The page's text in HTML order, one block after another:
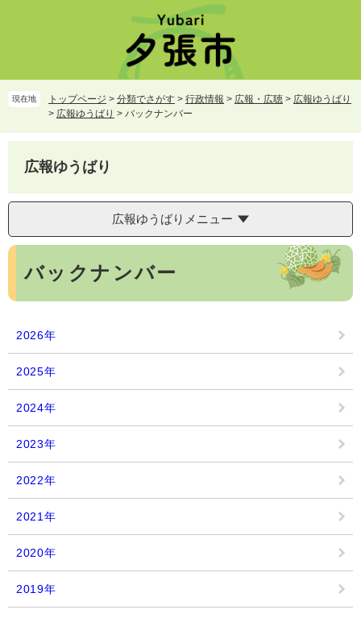
頭
で
飛
ば
て
へ
現在地 トップページ > 分類でさがす > 行政情報 > 広報・広聴 > 広報ゆうばり
> 広報ゆうばり > バックナンバー
広報ゆうばり
広報ゆうばりメニュー
本
バックナンバー
2026年
2025年
2024年
2023年
2022年
2021年
2020年
2019年